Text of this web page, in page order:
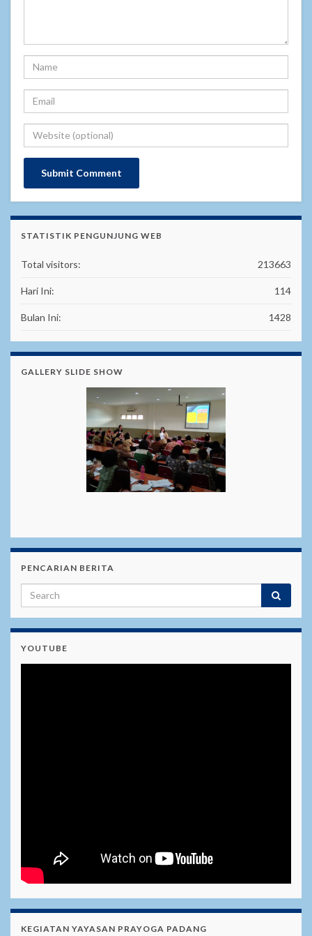
STATISTIK PENGUNJUNG WEB
213663
Total visitors:
114
Hari Ini:
1428
Bulan Ini:
GALLERY SLIDE SHOW
PENCARIAN BERITA
YOUTUBE
KEGIATAN YAYASAN PRAYOGA PADANG